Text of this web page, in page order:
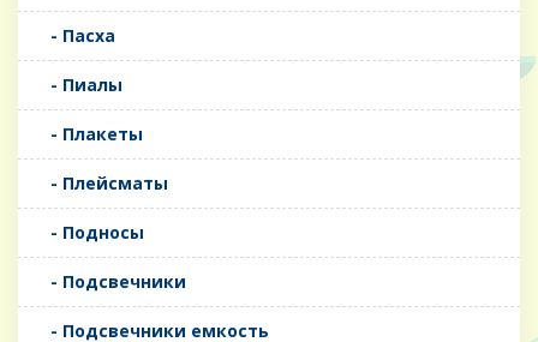
- Пасха
- Пиалы
- Плакеты
- Плейсматы
- Подносы
- Подсвечники
- Подсвечники емкость